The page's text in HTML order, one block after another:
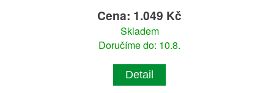
Cena: 1.049 Kč
Skladem
Doručíme do: 10.8.
Detail